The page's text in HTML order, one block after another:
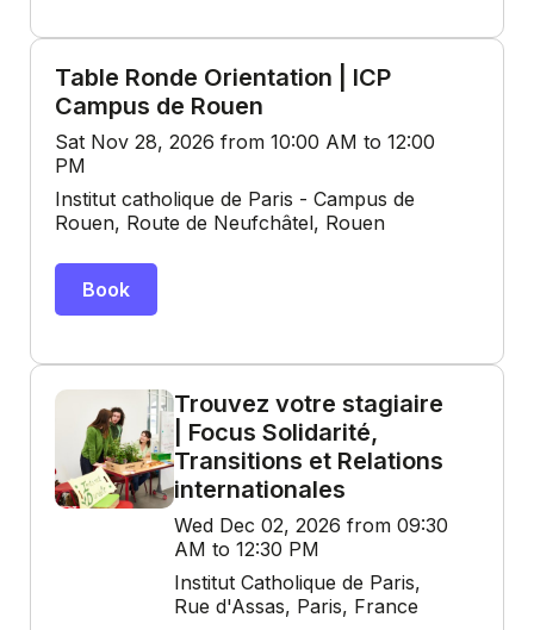
Table Ronde Orientation | ICP
Campus de Rouen
Sat Nov 28, 2026 from 10:00 AM to 12:00
PM
Institut catholique de Paris - Campus de
Rouen, Route de Neufchâtel, Rouen
Book
Trouvez votre stagiaire
| Focus Solidarité,
Transitions et Relations
internationales
Wed Dec 02, 2026 from 09:30
AM to 12:30 PM
Institut Catholique de Paris,
Rue d'Assas, Paris, France